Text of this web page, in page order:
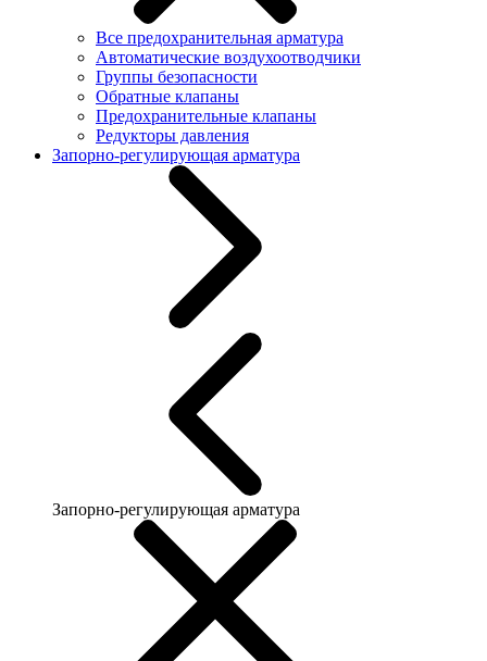
Все предохранительная арматура
Автоматические воздухоотводчики
Группы безопасности
Обратные клапаны
Предохранительные клапаны
Редукторы давления
Запорно-регулирующая арматура
Запорно-регулирующая арматура